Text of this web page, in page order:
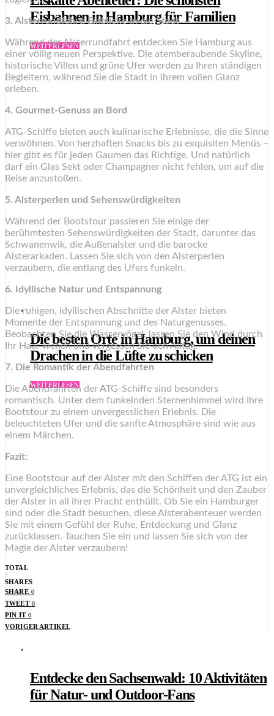
Eisbahnen in Hamburg für Familien
WEITERLESEN
Die besten Orte in Hamburg, um deinen
Drachen in die Lüfte zu schicken
WEITERLESEN
Entdecke den Sachsenwald: 10 Aktivitäten
für Natur- und Outdoor-Fans
3. Alsterrundfahrt: Einblicke in die Stadt
Während der Alsterrundfahrt entdecken Sie Hamburg aus
einer völlig neuen Perspektive. Die atemberaubende Skyline,
historische Villen und grüne Ufer werden zu Ihren ständigen
Begleitern, während Sie die Stadt in ihrem vollen Glanz
erleben.
4. Gourmet-Genuss an Bord
ATG-Schiffe bieten auch kulinarische Erlebnisse, die die Sinne
verwöhnen. Von herzhaften Snacks bis zu exquisiten Menüs –
hier gibt es für jeden Gaumen das Richtige. Und natürlich
darf ein Glas Sekt oder Champagner nicht fehlen, um auf die
Reise anzustoßen.
5. Alsterperlen und Sehenswürdigkeiten
Während der Bootstour passieren Sie einige der
berühmtesten Sehenswürdigkeiten der Stadt, darunter das
Schwanenwik, die Außenalster und die barocke
Alsterarkaden. Lassen Sie sich von den Alsterperlen
verzaubern, die entlang des Ufers funkeln.
6. Idyllische Natur und Entspannung
Die ruhigen, idyllischen Abschnitte der Alster bieten
Momente der Entspannung und des Naturgenusses.
Beobachten Sie die Wasservögel, lassen Sie den Wind durch
Ihr Haar wehen und vergessen Sie den Alltag.
7. Die Romantik der Abendfahrten
Die Abendfahrten der ATG-Schiffe sind besonders
romantisch. Unter dem funkelnden Sternenhimmel wird Ihre
Bootstour zu einem unvergesslichen Erlebnis. Die
beleuchteten Ufer und die sanfte Atmosphäre sind wie aus
einem Märchen.
Fazit:
Eine Bootstour auf der Alster mit den Schiffen der ATG ist ein
unvergleichliches Erlebnis, das die Schönheit und den Zauber
der Alster in all ihrer Pracht enthüllt. Ob Sie ein Hamburger
sind oder die Stadt besuchen, diese Alsterabenteuer werden
Sie mit einem Gefühl der Ruhe, Entdeckung und Glanz
zurücklassen. Tauchen Sie ein und lassen Sie sich von der
Magie der Alster verzaubern!
TOTAL
0
SHARES
SHARE 0
TWEET 0
PIN IT 0
VORIGER ARTIKEL